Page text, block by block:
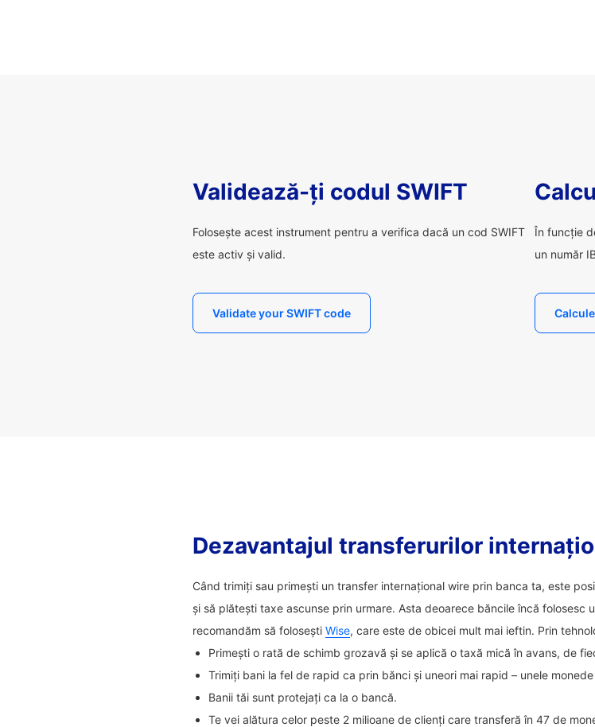
Validează-ți codul SWIFT
Folosește acest instrument pentru a verifica dacă un cod SWIFT
este activ și valid.
Validate your SWIFT code
În funcție
un număr
Dezavantajul transferurilor
Când trimiți sau primești un transfer internațional wire prin banca ta, este
și să plătești taxe ascunse prin urmare. Asta deoarece băncile încă folosesc
recomandăm să folosești Wise, care este de obicei mult mai ieftin. Prin
Primești o rată de schimb grozavă și se aplică o taxă mică în avans, de
Trimiți bani la fel de rapid ca prin bănci și uneori mai rapid – unele
Banii tăi sunt protejați ca la o bancă.
Te vei alătura celor peste 2 milioane de clienți care transferă în 47 de